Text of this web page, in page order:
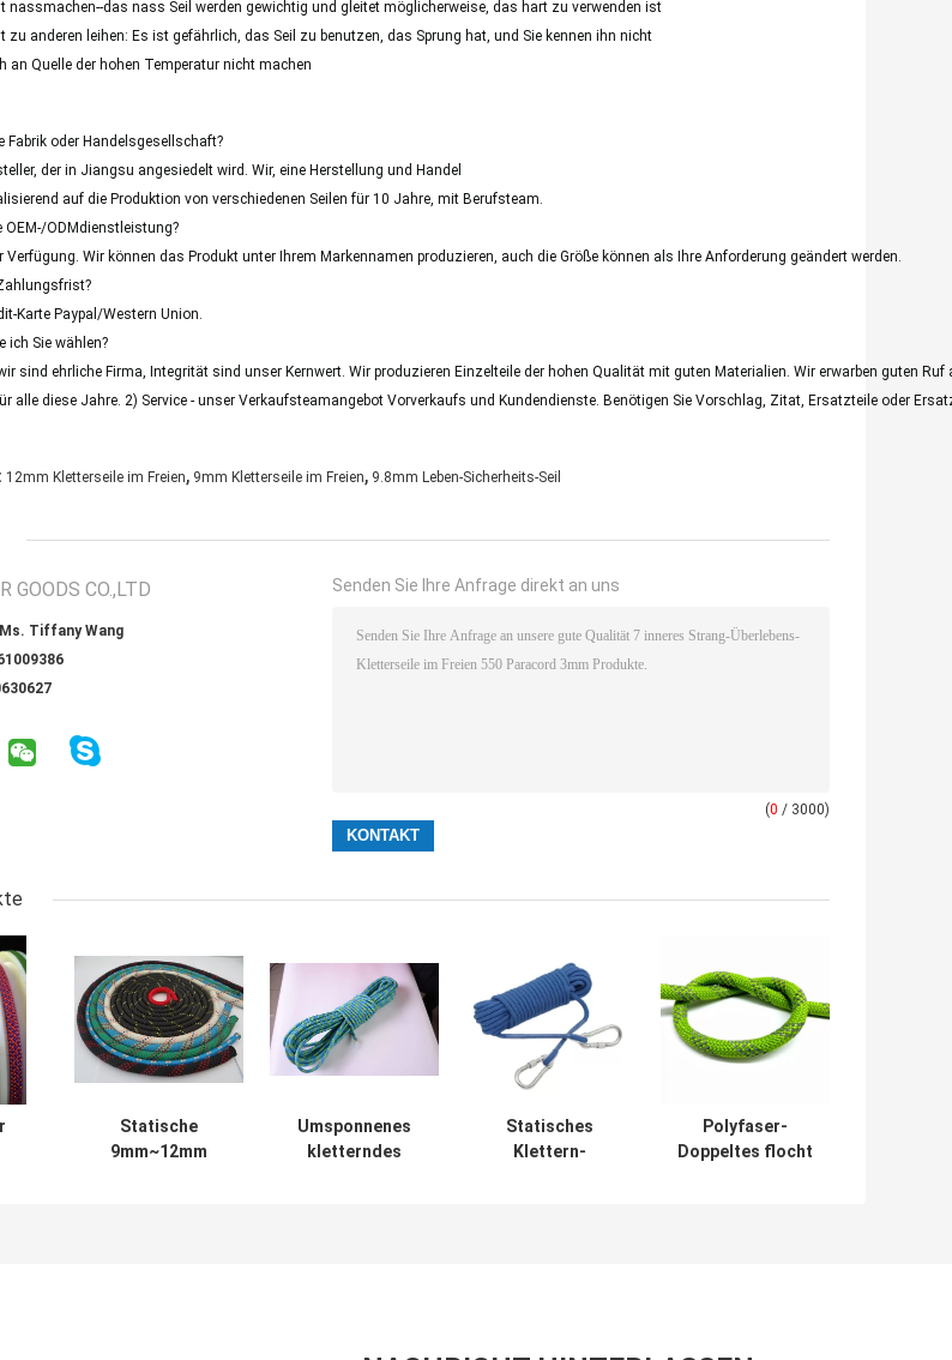
nassmachen--das nass Seil werden gewichtig und gleitet möglicherweise, das hart zu verwenden ist
zu anderen leihen: Es ist gefährlich, das Seil zu benutzen, das Sprung hat, und Sie kennen ihn nicht
an Quelle der hohen Temperatur nicht machen
Fabrik oder Handelsgesellschaft?
der in Jiangsu angesiedelt wird. Wir, eine Herstellung und Handel
auf die Produktion von verschiedenen Seilen für 10 Jahre, mit Berufsteam.
OEM-/ODMdienstleistung?
Verfügung. Wir können das Produkt unter Ihrem Markennamen produzieren, auch die Größe können als Ihre Anforderung geändert werden.
Karte Paypal/Western Union.
ich Sie wählen?
sind ehrliche Firma, Integrität sind unser Kernwert. Wir produzieren Einzelteile der hohen Qualität mit guten Materialien. Wir erwarben guten Ruf
alle diese Jahre. 2) Service - unser Verkaufsteamangebot Vorverkaufs und Kundendienste. Benötigen Sie Vorschlag, Zitat, Ersatzteile oder
12mm Kletterseile im Freien, 9mm Kletterseile im Freien, 9.8mm Leben-Sicherheits-Seil
GOODS CO.,LTD
Ms. Tiffany Wang
Senden Sie Ihre Anfrage direkt an uns
(0 / 3000)
Statische
9mm~12mm
Umsponnenes
kletterndes
Statisches
Klettern-
Polyfaser-
Doppeltes flocht